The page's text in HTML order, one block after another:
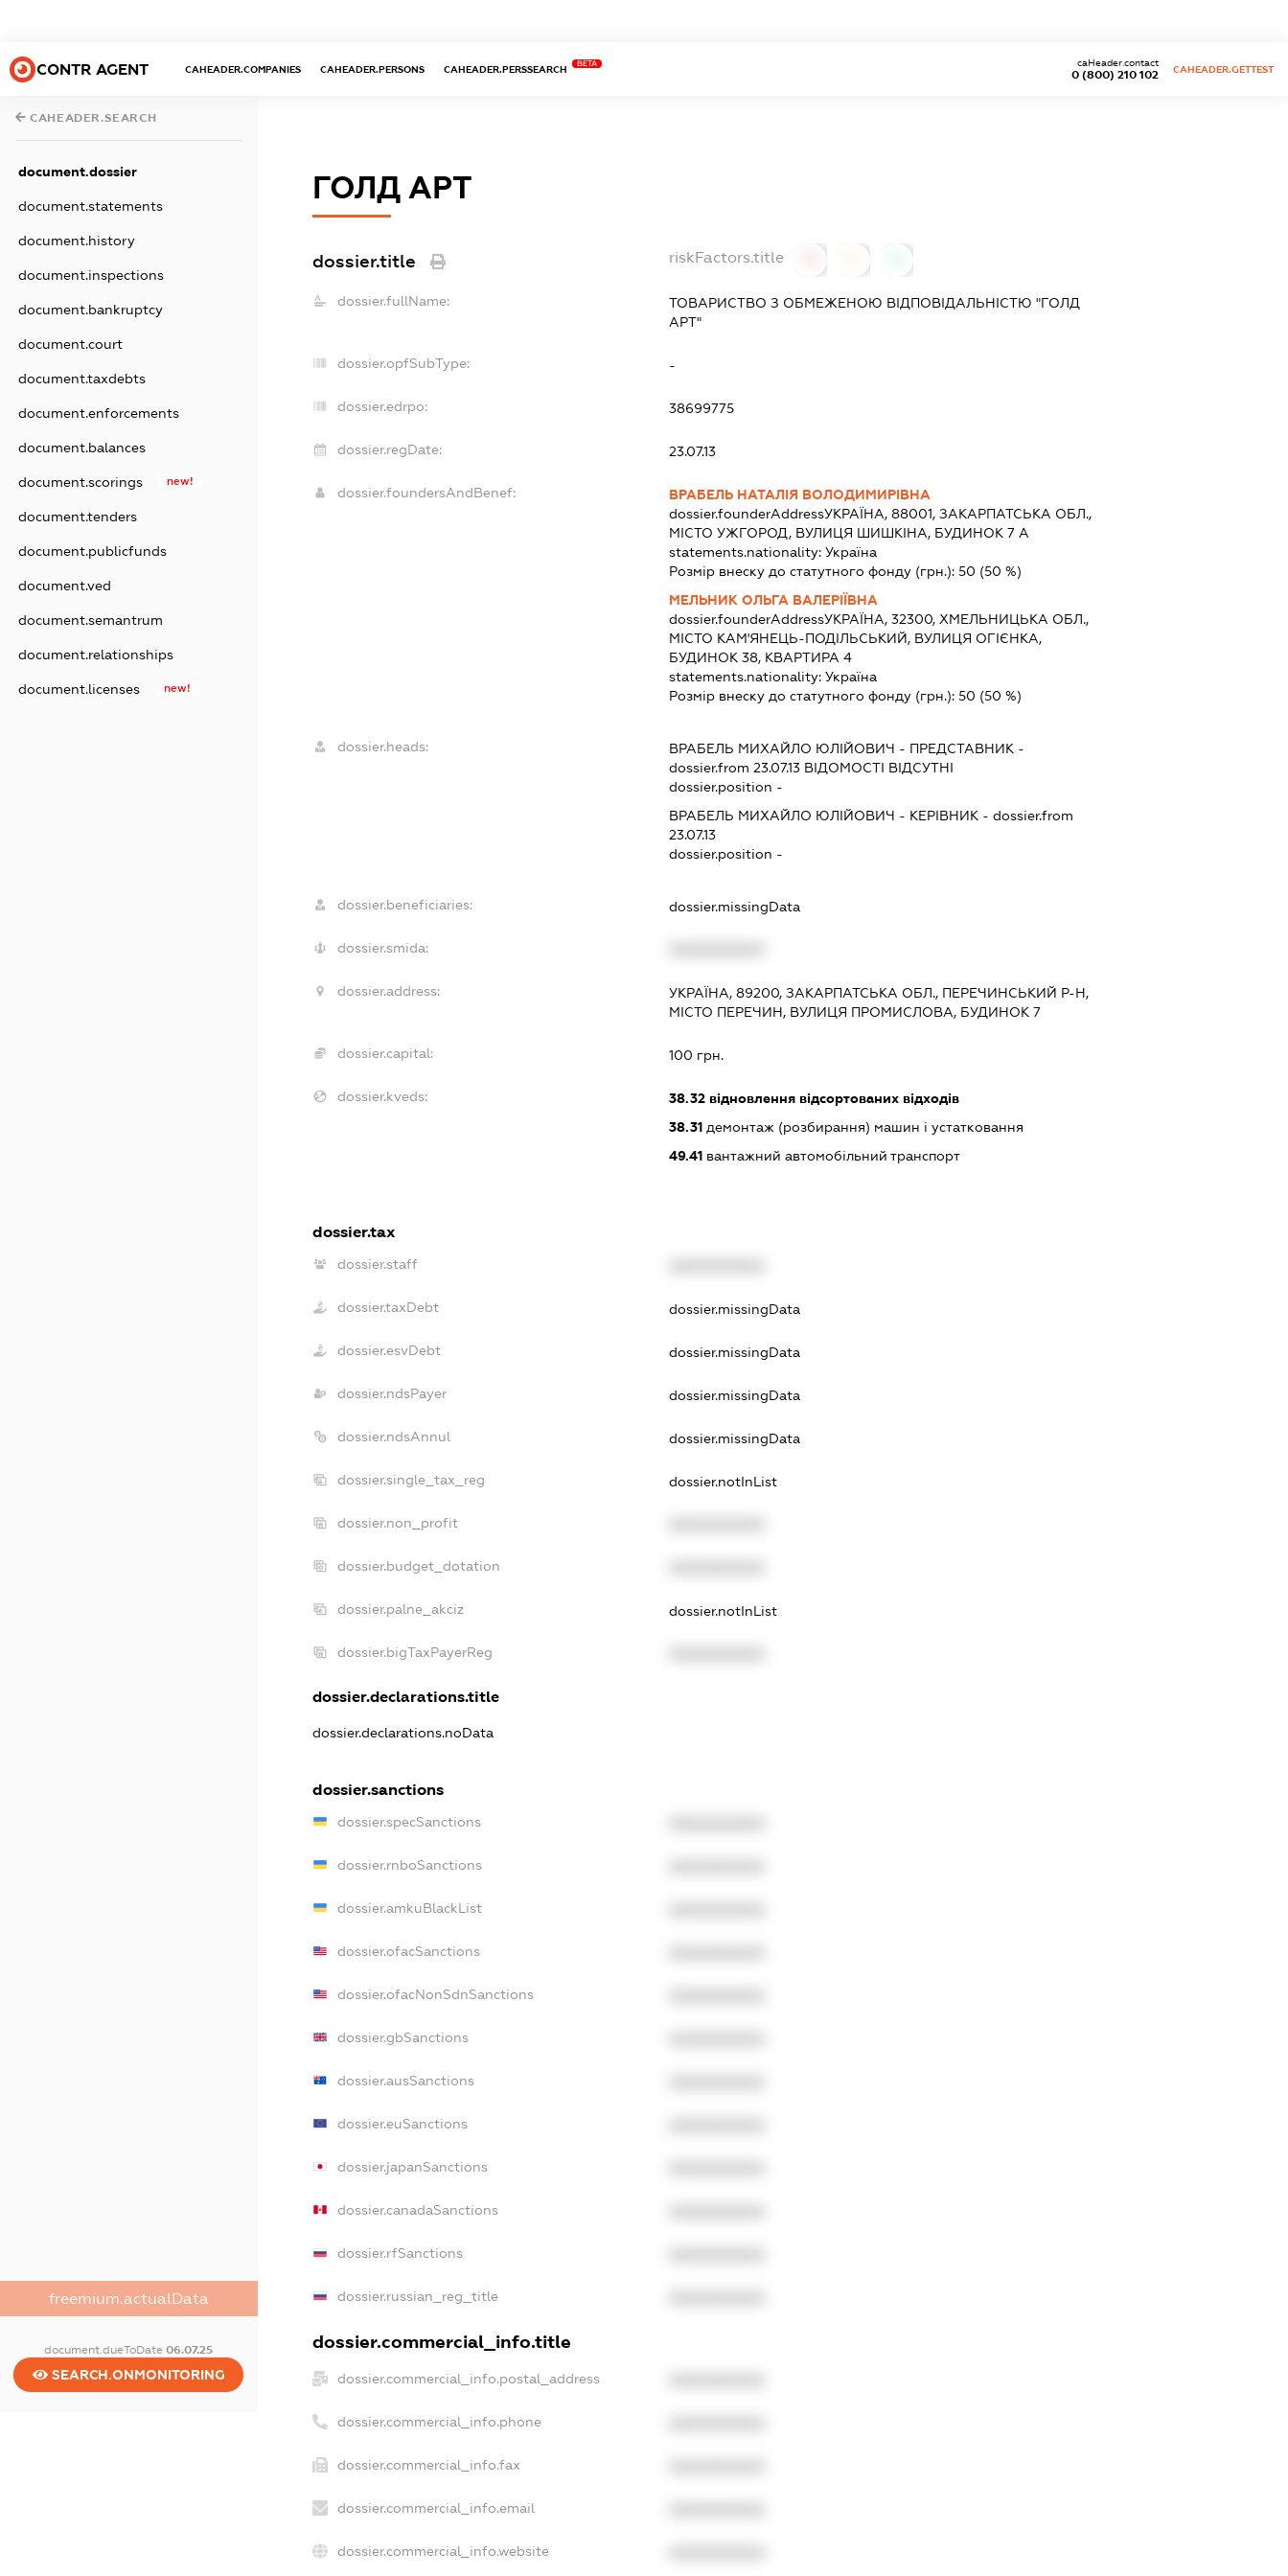
CONTR AGENT CAHEADER.COMPANIES CAHEADER.PERSONS CAHEADER.PERSSEARCH
BETA
0 (800) 210 102
caHeader.contact
CAHEADER.GETTEST
CAHEADER.SEARCH
document.dossier
document.statements
document.history
document.inspections
document.bankruptcy
document.court
document.taxdebts
document.enforcements
document.balances
document.scorings new!
document.tenders
document.publicfunds
document.ved
document.semantrum
document.relationships
document.licenses new!
freemium.actualData
document.dueToDate06.07.25
SEARCH.ONMONITORING
ГОЛД АРТ
dossier.title riskFactors.title
dossier.fullName:
ТОВАРИСТВО З ОБМЕЖЕНОЮ ВІДПОВІДАЛЬНІСТЮ "ГОЛД
АРТ"
dossier.opfSubType: -
dossier.edrpo: 38699775
dossier.regDate: 23.07.13
dossier.foundersAndBenef:
ВРАБЕЛЬ НАТАЛІЯ ВОЛОДИМИРІВНА
dossier.founderAddressУКРАЇНА, 88001, ЗАКАРПАТСЬКА ОБЛ.,
МІСТО УЖГОРОД, ВУЛИЦЯ ШИШКІНА, БУДИНОК 7 А
statements.nationality: Україна
Розмір внеску до статутного фонду (грн.): 50 (50 %)
МЕЛЬНИК ОЛЬГА ВАЛЕРІЇВНА
dossier.founderAddressУКРАЇНА, 32300, ХМЕЛЬНИЦЬКА ОБЛ.,
МІСТО КАМ'ЯНЕЦЬ-ПОДІЛЬСЬКИЙ, ВУЛИЦЯ ОГІЄНКА,
БУДИНОК 38, КВАРТИРА 4
statements.nationality: Україна
Розмір внеску до статутного фонду (грн.): 50 (50 %)
dossier.heads: ВРАБЕЛЬ МИХАЙЛО ЮЛІЙОВИЧ - ПРЕДСТАВНИК -
dossier.from 23.07.13ВІДОМОСТІ ВІДСУТНІ
dossier.position -
ВРАБЕЛЬ МИХАЙЛО ЮЛІЙОВИЧ - КЕРІВНИК - dossier.from
23.07.13
dossier.position -
dossier.beneficiaries: dossier.missingData
dossier.smida:
dossier.address:
УКРАЇНА, 89200, ЗАКАРПАТСЬКА ОБЛ., ПЕРЕЧИНСЬКИЙ Р-Н,
МІСТО ПЕРЕЧИН, ВУЛИЦЯ ПРОМИСЛОВА, БУДИНОК 7
dossier.capital: 100 грн.
dossier.kveds: 38.32відновлення відсортованих відходів
38.31демонтаж (розбирання) машин і устатковання
49.41вантажний автомобільний транспорт
dossier.tax
dossier.staff
dossier.taxDebt dossier.missingData
dossier.esvDebt dossier.missingData
dossier.ndsPayer dossier.missingData
dossier.ndsAnnul dossier.missingData
dossier.single_tax_reg dossier.notInList
dossier.non_profit
dossier.budget_dotation
dossier.palne_akciz dossier.notInList
dossier.bigTaxPayerReg
dossier.declarations.title
dossier.declarations.noData
dossier.sanctions
dossier.specSanctions
dossier.rnboSanctions
dossier.amkuBlackList
dossier.ofacSanctions
dossier.ofacNonSdnSanctions
dossier.gbSanctions
dossier.ausSanctions
dossier.euSanctions
dossier.japanSanctions
dossier.canadaSanctions
dossier.rfSanctions
dossier.russian_reg_title
dossier.commercial_info.title
dossier.commercial_info.postal_address
dossier.commercial_info.phone
dossier.commercial_info.fax
dossier.commercial_info.email
dossier.commercial_info.website